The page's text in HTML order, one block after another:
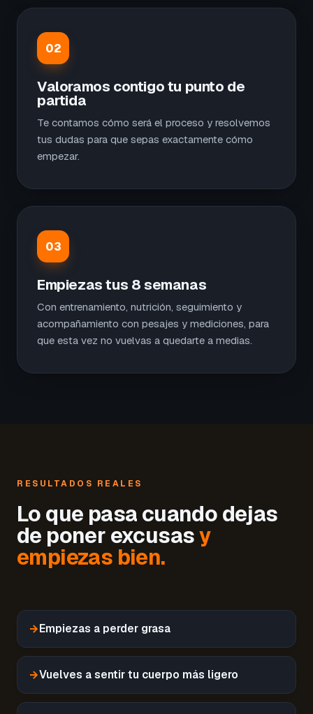
02
Valoramos contigo tu punto de
partida
Te contamos cómo será el proceso y resolvemos
tus dudas para que sepas exactamente cómo
empezar.
03
Empiezas tus 8 semanas
Con entrenamiento, nutrición, seguimiento y
acompañamiento con pesajes y mediciones, para
que esta vez no vuelvas a quedarte a medias.
RESULTADOS REALES
Lo que pasa cuando dejas
de poner excusasy
empiezas bien.
→Empiezas a perder grasa
→Vuelves a sentir tu cuerpo más ligero